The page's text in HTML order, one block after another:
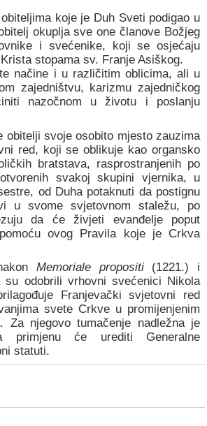
koje je Duh Sveti podigao u
okuplja sve one članove Božjeg
i svećenike, koji se osjećaju
stopama sv. Franje Asiškog.
načine i u različitim oblicima, ali u
zajedništvu, karizmu zajedničkog
nazočnom u životu i poslanju
obitelji svoje osobito mjesto zauzima
red, koji se oblikuje kao organsko
bratstava, rasprostranjenih po
svakoj skupini vjernika, u
od Duha potaknuti da postignu
u svome svjetovnom staležu, po
da će živjeti evanđelje poput
ovog Pravila koje je Crkva
Memoriale propositi(1221.) i
su odobrili vrhovni svećenici Nikola
Franjevački svjetovni red
svete Crkve u promijenjenim
Za njegovo tumačenje nadležna je
primjenu će urediti Generalne
statuti.